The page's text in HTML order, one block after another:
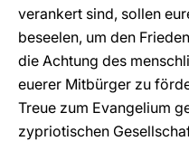
verankert sind, sollen
beseelen, um den
die Achtung des
euerer Mitbürger zu
Treue zum Evangelium
zypriotischen